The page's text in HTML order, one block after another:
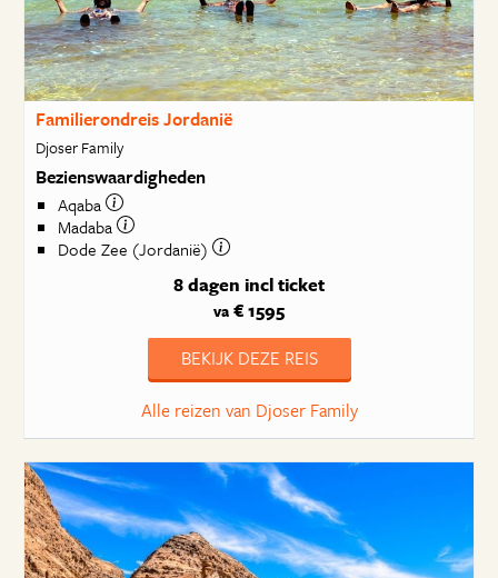
Familierondreis Jordanië
Djoser Family
Bezienswaardigheden
Aqaba
Madaba
Dode Zee (Jordanië)
8 dagen incl ticket
va € 1595
BEKIJK DEZE REIS
Alle reizen van Djoser Family